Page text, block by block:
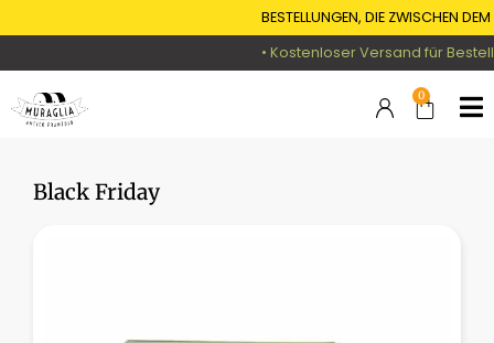
BESTELLUNGEN, DIE ZWISCHEN DEM
• Kostenloser Versand für
0
Black Friday